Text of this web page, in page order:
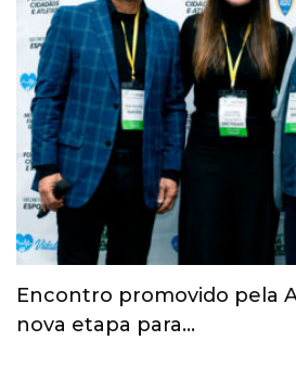
Esporte ganha espaço na
econômica e mobiliza…